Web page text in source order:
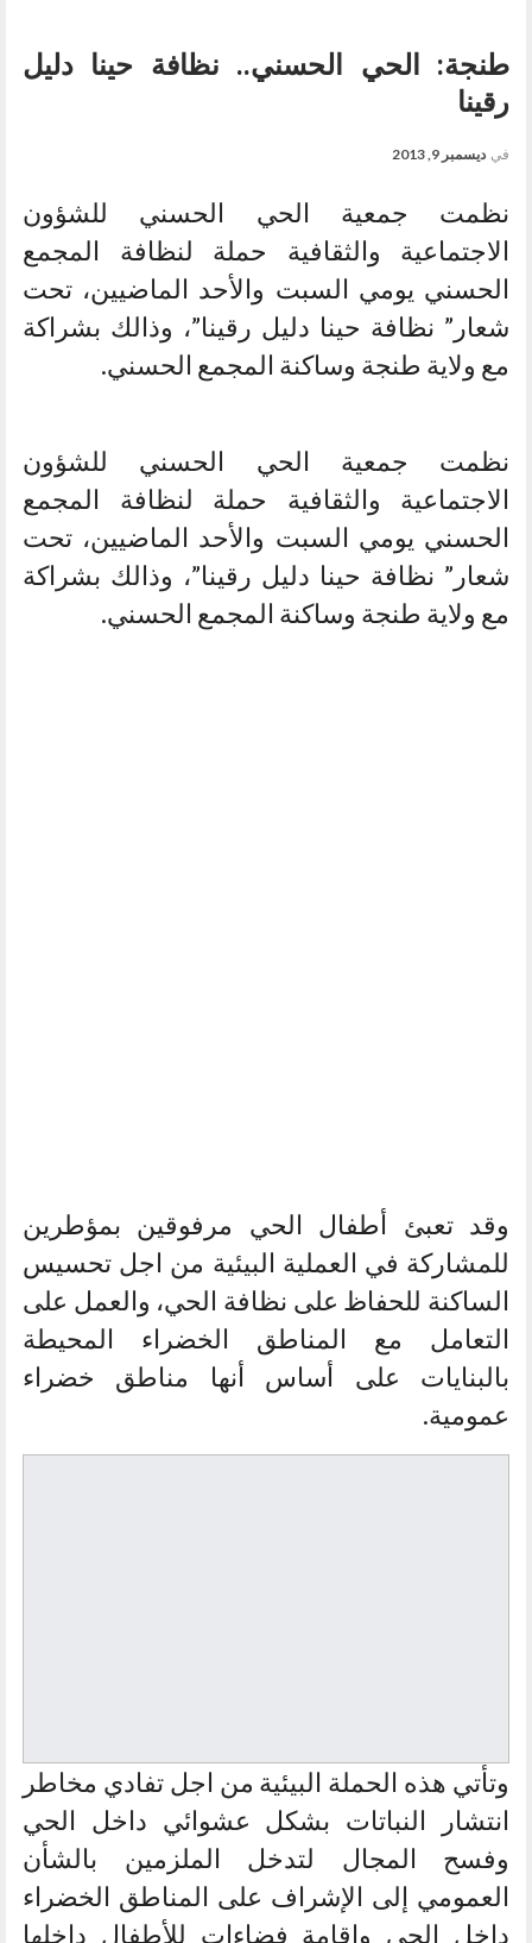
طنجة: الحي الحسني.. نظافة حينا دليل
رقينا
في ديسمبر 9, 2013
نظمت جمعية الحي الحسني للشؤون
الاجتماعية والثقافية حملة لنظافة المجمع
الحسني يومي السبت والأحد الماضيين، تحت
شعار” نظافة حينا دليل رقينا”، وذالك بشراكة
مع ولاية طنجة وساكنة المجمع الحسني.
نظمت جمعية الحي الحسني للشؤون
الاجتماعية والثقافية حملة لنظافة المجمع
الحسني يومي السبت والأحد الماضيين، تحت
شعار” نظافة حينا دليل رقينا”، وذالك بشراكة
مع ولاية طنجة وساكنة المجمع الحسني.
وقد تعبئ أطفال الحي مرفوقين بمؤطرين
للمشاركة في العملية البيئية من اجل تحسيس
الساكنة للحفاظ على نظافة الحي، والعمل على
التعامل مع المناطق الخضراء المحيطة
بالبنايات على أساس أنها مناطق خضراء
عمومية.
وتأتي هذه الحملة البيئية من اجل تفادي مخاطر
انتشار النباتات بشكل عشوائي داخل الحي
وفسح المجال لتدخل الملزمين بالشأن
العمومي إلى الإشراف على المناطق الخضراء
داخل الحي وإقامة فضاءات للأطفال داخلها